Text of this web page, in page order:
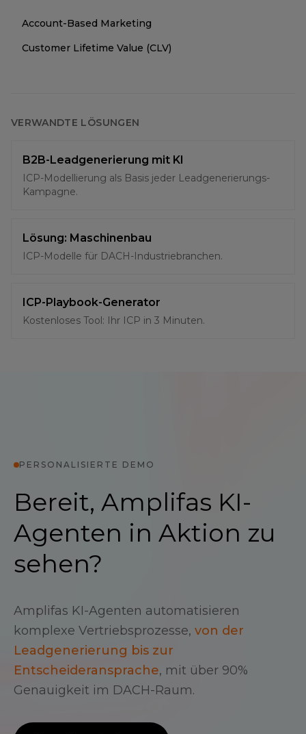
Account-Based Marketing
Customer Lifetime Value (CLV)
VERWANDTE LÖSUNGEN
B2B-Leadgenerierung mit KI
ICP-Modellierung als Basis jeder Leadgenerierungs-
Kampagne.
Lösung: Maschinenbau
ICP-Modelle für DACH-Industriebranchen.
ICP-Playbook-Generator
Kostenloses Tool: Ihr ICP in 3 Minuten.
PERSONALISIERTE DEMO
Bereit, Amplifas KI-
Agenten in Aktion zu
sehen?
Amplifas KI-Agenten automatisieren
komplexe Vertriebsprozesse, von der
Leadgenerierung bis zur
Entscheideransprache, mit über 90%
Genauigkeit im DACH-Raum.